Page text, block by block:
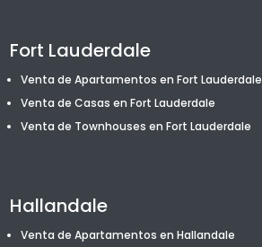
Fort Lauderdale
Venta de Apartamentos en Fort Lauderdale
Venta de Casas en Fort Lauderdale
Venta de Townhouses en Fort Lauderdale
Hallandale
Venta de Apartamentos en Hallandale